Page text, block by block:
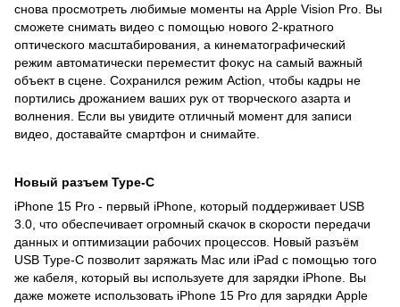
снова просмотреть любимые моменты на Apple Vision Pro. Вы
сможете снимать видео с помощью нового 2-кратного
оптического масштабирования, а кинематографический
режим автоматически переместит фокус на самый важный
объект в сцене. Сохранился режим Action, чтобы кадры не
портились дрожанием ваших рук от творческого азарта и
волнения. Если вы увидите отличный момент для записи
видео, доставайте смартфон и снимайте.
Новый разъем Type-C
iPhone 15 Pro - первый iPhone, который поддерживает USB
3.0, что обеспечивает огромный скачок в скорости передачи
данных и оптимизации рабочих процессов. Новый разъём
USB Type-C позволит заряжать Mac или iPad с помощью того
же кабеля, который вы используете для зарядки iPhone. Вы
даже можете использовать iPhone 15 Pro для зарядки Apple